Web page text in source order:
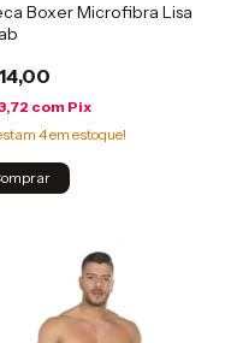
Boxer Microfibra Lisa
com Pix
4em estoque!